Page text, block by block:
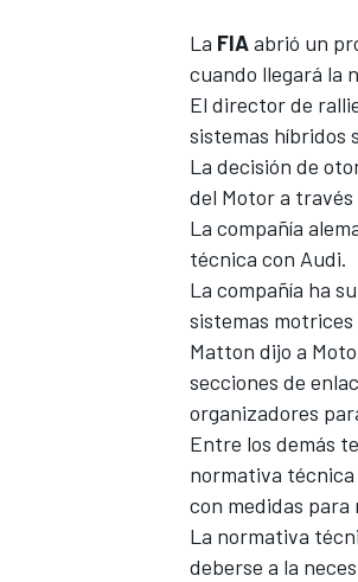
La FIAabrió un
cuando llegará la
El director de
sistemas híbridos
La decisión de
del Motor a
La compañía
técnica con Audi.
La compañía ha
sistemas motrices
Matton dijo a
secciones de
organizadores
Entre los demás
normativa técnica
con medidas
La normativa
deberse a la